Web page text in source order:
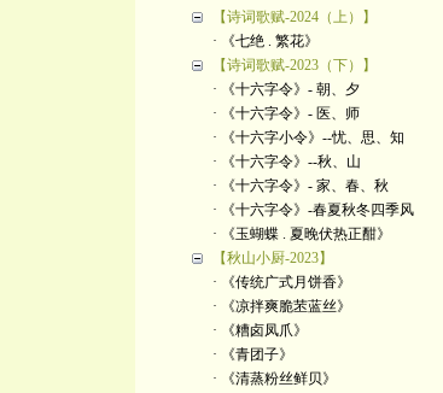
【诗词歌赋-2024（上）】
· 《七绝 . 繁花》
【诗词歌赋-2023（下）】
· 《十六字令》- 朝、夕
· 《十六字令》- 医、师
· 《十六字小令》--忧、思、知
· 《十六字令》--秋、山
· 《十六字令》- 家、春、秋
· 《十六字令》-春夏秋冬四季风
· 《玉蝴蝶 . 夏晚伏热正酣》
【秋山小厨-2023】
· 《传统广式月饼香》
· 《凉拌爽脆苤蓝丝》
· 《糟卤凤爪》
· 《青团子》
· 《清蒸粉丝鲜贝》